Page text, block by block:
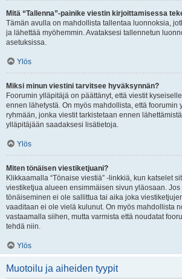
Mitä “Tallenna”-painike viestin kirjoittamisessa
Tämän avulla on mahdollista tallentaa luonnoksia,
ja lähettää myöhemmin. Avataksesi tallennetun
asetuksissa.
Ylös
Miksi minun viestini tarvitsee hyväksynnän?
Foorumin ylläpitäjä on päättänyt, että viestit
ennen lähetystä. On myös mahdollista, että foorumin
ryhmään, jonka viestit tarkistetaan ennen
ylläpitäjään saadaksesi lisätietoja.
Ylös
Miten tönäisen viestiketjuani?
Klikkaamalla “Tönaise viestiä” -linkkiä, kun katselet
viestiketjua alueen ensimmäisen sivun yläosaan.
tönäiseminen ei ole sallittua tai aika joka
vaaditaan ei ole vielä kulunut. On myös mahdollista
vastaamalla siihen, mutta varmista että noudatat
tehdä niin.
Ylös
Muotoilu ja aiheiden tyypit